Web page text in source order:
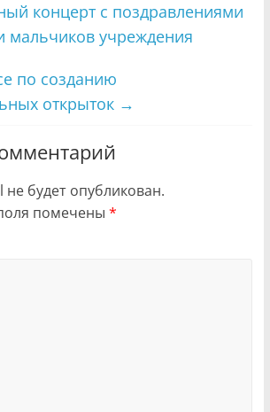
концерт с поздравлениями
мальчиков учреждения
по созданию
открыток →
будет опубликован.
помечены *